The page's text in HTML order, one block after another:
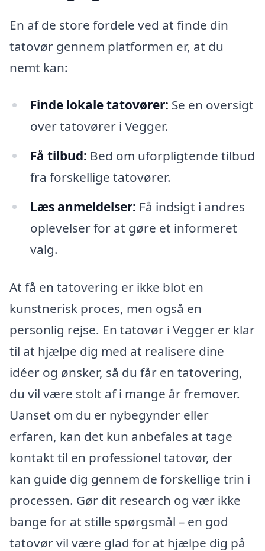
En af de store fordele ved at finde din
tatovør gennem platformen er, at du
nemt kan:
Finde lokale tatovører: Se en oversigt
over tatovører i Vegger.
Få tilbud: Bed om uforpligtende tilbud
fra forskellige tatovører.
Læs anmeldelser: Få indsigt i andres
oplevelser for at gøre et informeret
valg.
At få en tatovering er ikke blot en
kunstnerisk proces, men også en
personlig rejse. En tatovør i Vegger er klar
til at hjælpe dig med at realisere dine
idéer og ønsker, så du får en tatovering,
du vil være stolt af i mange år fremover.
Uanset om du er nybegynder eller
erfaren, kan det kun anbefales at tage
kontakt til en professionel tatovør, der
kan guide dig gennem de forskellige trin i
processen. Gør dit research og vær ikke
bange for at stille spørgsmål – en god
tatovør vil være glad for at hjælpe dig på